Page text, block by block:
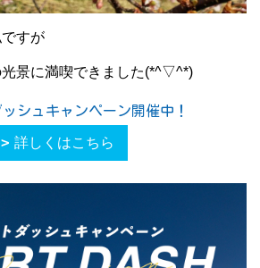
すが
景に満喫できました(*^▽^*)
シュキャンペーン開催中！
詳しくはこちら